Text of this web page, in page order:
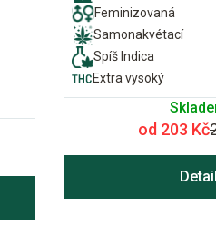
Feminizovaná
Samonakvétací
Spíš Indica
Extra vysoký
od 203 Kč
Detail